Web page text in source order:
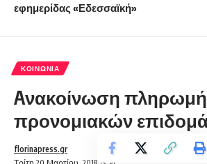
εφημερίδας «Εδεσσαϊκή»
ΚΟΙΝΩΝΊΑ
Aνακοίνωση
προνομιακών
florinapress.gr